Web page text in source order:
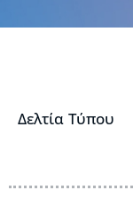
Δελτία Τύπου